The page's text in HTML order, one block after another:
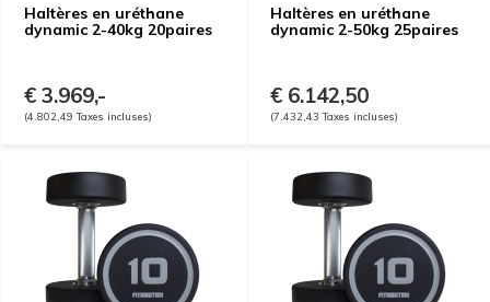
Haltères en uréthane
dynamic 2-40kg 20paires
€ 3.969,-
(4.802,49 Taxes incluses)
Haltères en uréthane
dynamic 2-50kg 25paires
€ 6.142,50
(7.432,43 Taxes incluses)